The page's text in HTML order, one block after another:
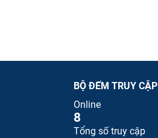
BỘ ĐẾM TRUY CẬP
Online
8
Tổng số truy cập